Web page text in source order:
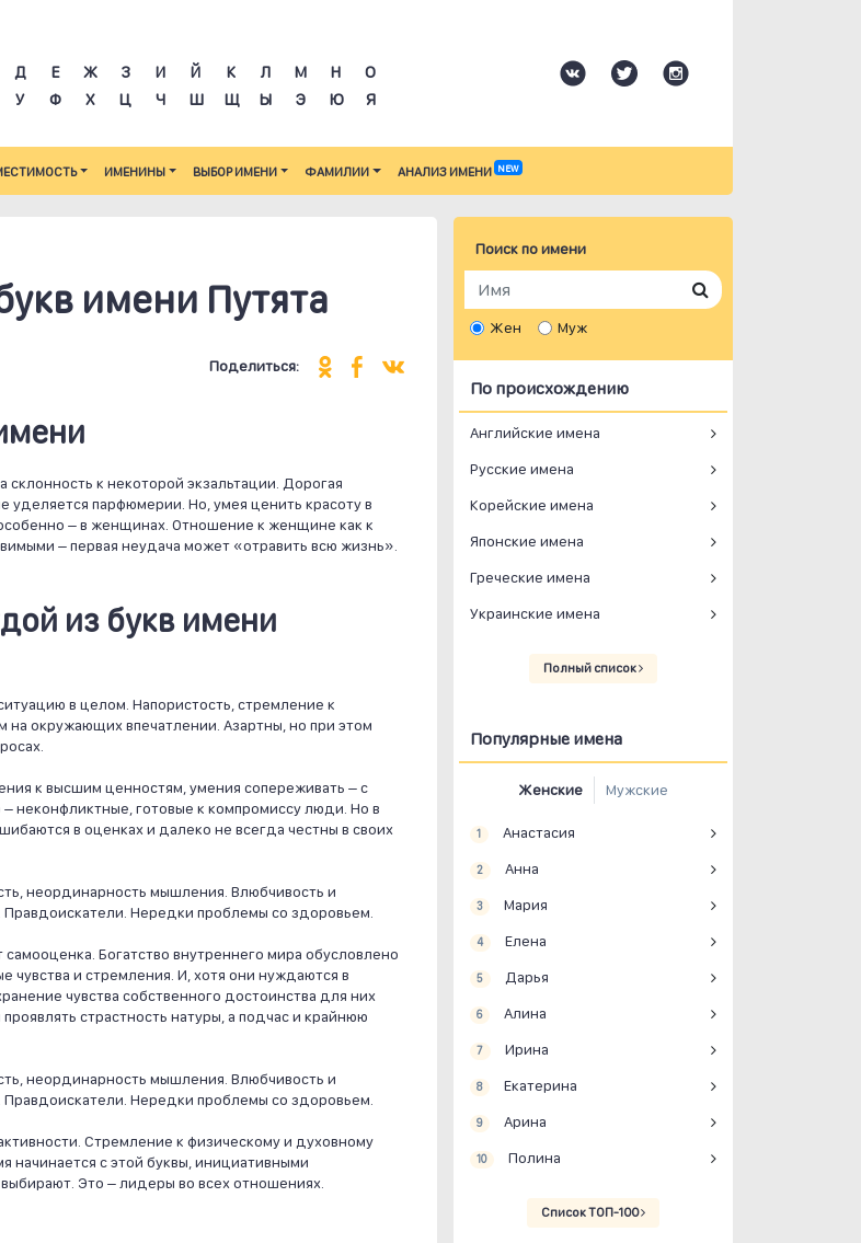
Д Е Ж З И Й К Л М Н
О
У Ф Х Ц Ч Ш Щ Ы Э Ю Я
ИМЕНИНЫ ВЫБОР ИМЕНИ ФАМИЛИИ АНАЛИЗ ИМЕНИ NEW
имени Путята
Поделиться:
к некоторой экзальтации. Дорогая
парфюмерии. Но, умея ценить красоту в
– в женщинах. Отношение к женщине как к
– первая неудача может «отравить всю жизнь».
из букв имени
в целом. Напористость, стремление к
окружающих впечатлении. Азартны, но при этом
к высшим ценностям, умения сопереживать – с
неконфликтные, готовые к компромиссу люди. Но в
в оценках и далеко не всегда честны в своих
неординарность мышления. Влюбчивость и
Нередки проблемы со здоровьем.
Богатство внутреннего мира обусловлено
чувства и стремления. И, хотя они нуждаются в
чувства собственного достоинства для них
страстность натуры, а подчас и крайнюю
неординарность мышления. Влюбчивость и
Нередки проблемы со здоровьем.
Стремление к физическому и духовному
с этой буквы, инициативными
Это – лидеры во всех отношениях.
Поиск по имени
Жен Муж
По происхождению
Английские имена
Русские имена
Корейские имена
Японские имена
Греческие имена
Украинские имена
Полный список
Популярные имена
Женские Мужские
1 Анастасия
2 Анна
3 Мария
4 Елена
5 Дарья
6 Алина
7 Ирина
8 Екатерина
9 Арина
10 Полина
Список ТОП-100